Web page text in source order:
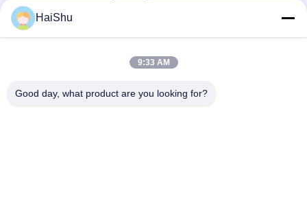
A7: Ogni copertura per seggiolino auto per animali
domestici è confezionata in una comoda custodia per
una facile movimentazione e protezione.
HaiShu
9:33 AM
Good day, what product are you looking for?